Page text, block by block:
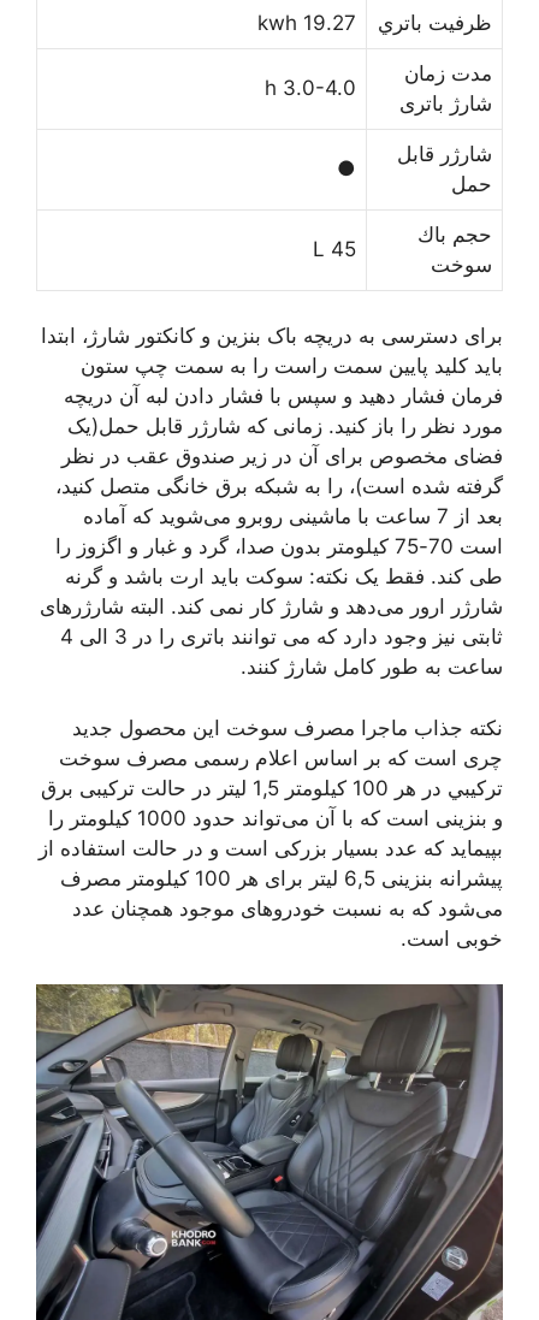
ﻇﺮﻓﻴﺖ ﺑﺎﺗﺮﻱ 19.27 kwh
ﻣﺪﺕ ﺯﻣﺎﻥ
ﺷﺎﺭﮊ ﺑﺎﺗﺮی
3.0-4.0 h
ﺷﺎﺭﮊﺭ ﻗﺎﺑﻞ
ﺣﻤﻞ
●
ﺣﺠﻢ ﺑﺎﻙ
ﺳﻮﺧﺖ
45 L
برای دسترسی به دریچه باک بنزین و کانکتور شارژ، ابتدا
باید کلید پایین سمت راست را به سمت چپ ستون
فرمان فشار دهید و سپس با فشار دادن لبه آن دریچه
مورد نظر را باز کنید. زمانی که شارژر قابل حمل(یک
فضای مخصوص برای آن در زیر صندوق عقب در نظر
گرفته شده است)، را به شبکه برق خانگی متصل کنید،
بعد از 7 ساعت با ماشینی روبرو می‌شوید که آماده
است 70-75 کیلومتر بدون صدا، گرد و غبار و اگزوز را
طی کند. فقط یک نکته: سوکت باید ارت باشد و گرنه
شارژر ارور می‌دهد و شارژ کار نمی کند. البته شارژرهای
ثابتی نیز وجود دارد که می توانند باتری را در 3 الی 4
ساعت به طور کامل شارژ کنند.
نکته جذاب ماجرا مصرف سوخت این محصول جدید
چری است که بر اساس اعلام رسمی ﻣﺼﺮﻑ ﺳﻮﺧﺖ
ﺗﺮﻛﻴﺒﻲ در هر 100 کیلومتر 1,5 لیتر در حالت ترکیبی برق
و بنزینی است که با آن می‌تواند حدود 1000 کیلومتر را
بپیماید که عدد بسیار بزرکی است و در حالت استفاده از
پیشرانه بنزینی 6,5 لیتر برای هر 100 کیلومتر مصرف
می‌شود که به نسبت خودروهای موجود همچنان عدد
خوبی است.